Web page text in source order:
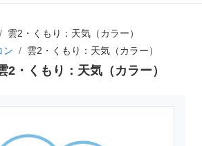
雲2・くもり：天気（カラー）
ン 雲2・くもり：天気（カラー）
2・くもり：天気（カラー）